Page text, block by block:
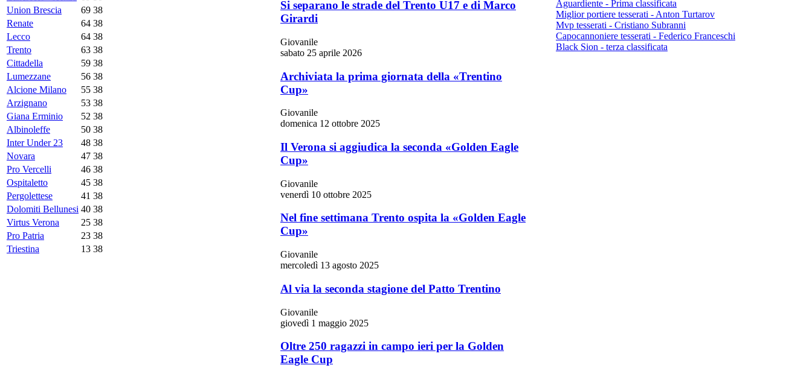
Union Brescia
69 38
Renate
64 38
Lecco
64 38
Trento
63 38
Cittadella
59 38
Lumezzane
56 38
Alcione Milano
55 38
Arzignano
53 38
Giana Erminio
52 38
Albinoleffe
50 38
Inter Under 23
48 38
Novara
47 38
Pro Vercelli
46 38
Ospitaletto
45 38
Pergolettese
41 38
Dolomiti Bellunesi 40 38
Virtus Verona
25 38
Pro Patria
23 38
Triestina
13 38
Si separano le strade del Trento U17 e di Marco
Girardi
Giovanile
sabato 25 aprile 2026
Archiviata la prima giornata della «Trentino
Cup»
Giovanile
domenica 12 ottobre 2025
Il Verona si aggiudica la seconda «Golden Eagle
Cup»
Giovanile
venerdì 10 ottobre 2025
Nel fine settimana Trento ospita la «Golden Eagle
Cup»
Giovanile
mercoledì 13 agosto 2025
Al via la seconda stagione del Patto Trentino
Giovanile
giovedì 1 maggio 2025
Oltre 250 ragazzi in campo ieri per la Golden
Eagle Cup
Aguardiente - Prima classificata
Miglior portiere tesserati - Anton Turtarov
Mvp tesserati - Cristiano Subranni
Capocannoniere tesserati - Federico Franceschi
Black Sion - terza classificata